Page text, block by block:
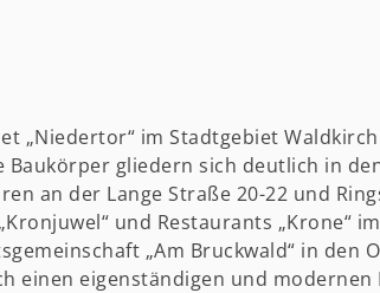
„Niedertor“ im Stadtgebiet
gliedern sich deutlich in
an der Lange Straße 20-22 und
und Restaurants „Krone“
„Am Bruckwald“ in den
einen eigenständigen und